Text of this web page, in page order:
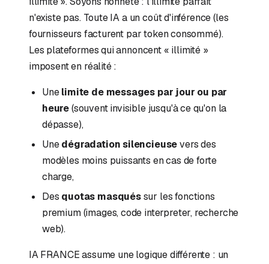
n'existe pas. Toute IA a un coût d'inférence (les
fournisseurs facturent par token consommé).
Les plateformes qui annoncent « illimité »
imposent en réalité :
Unelimite de messages par jour ou par
heure(souvent invisible jusqu'à ce qu'on la
dépasse),
Unedégradation silencieusevers des
modèles moins puissants en cas de forte
charge,
Des quotas masquéssur les fonctions
premium (images, code interpreter, recherche
web).
IA FRANCE assume une logique différente : un